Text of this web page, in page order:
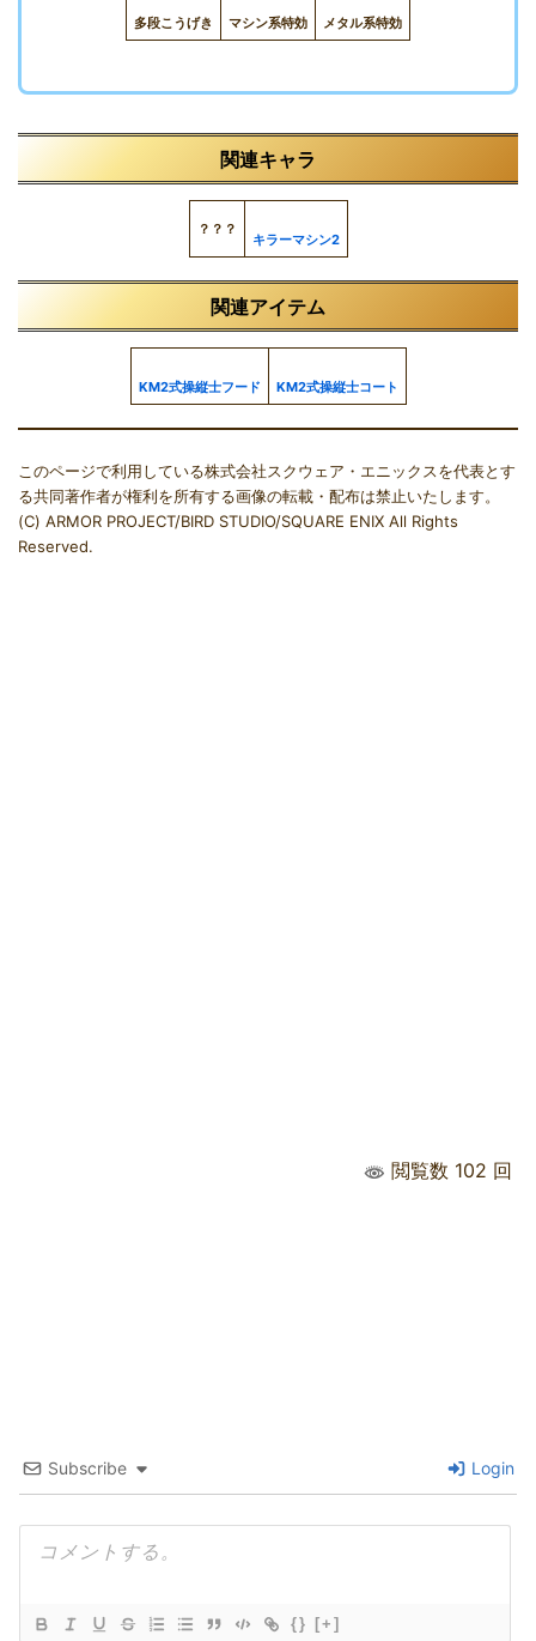
多段こうげき マシン系特効 メタル系特効
関連キャラ
？？？
キラーマシン2
関連アイテム
KM2式操縦士フード KM2式操縦士コート
このページで利用している株式会社スクウェア・エニックスを代表とす
る共同著作者が権利を所有する画像の転載・配布は禁止いたします。
(C) ARMOR PROJECT/BIRD STUDIO/SQUARE ENIX All Rights
Reserved.
閲覧数 102 回
Subscribe Login
{} [+]